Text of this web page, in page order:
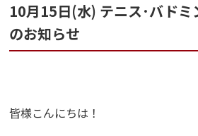
10月15日(水) テニス･バドミ
のお知らせ
皆様こんにちは！